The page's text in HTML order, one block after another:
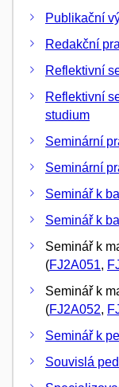
Publikační
Redakční
Reflektivní
Reflektivní
studium
Seminární
Seminární
Seminář k
Seminář k
Seminář k
(FJ2A051,
Seminář k
(FJ2A052,
Seminář k
Souvislá